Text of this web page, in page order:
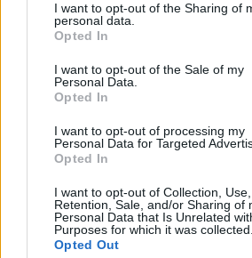
I want to opt-out of the Sharing of
personal data.
Opted In
I want to opt-out of the Sale of my
Personal Data.
Opted In
I want to opt-out of processing my
Personal Data for Targeted
Opted In
I want to opt-out of Collection, Use,
Retention, Sale, and/or Sharing of
Personal Data that Is Unrelated
Purposes for which it was collected.
Opted Out
Ψηφιακή Ελλάδα.
«Αν μία κυβέρνηση έχει αξιοπιστία
πολιτικές, αυτή είναι η κυβέρνηση της
χαρακτηριστικά ο πρωθυπουργός.
ψηφιοποίησης και τόνισε ότι με
δουλειά, σήμερα μπορούμε να
Αυτό είναι το πρότυπο για όλο το
όλων των υπηρεσιών του κράτους
τετραετία.